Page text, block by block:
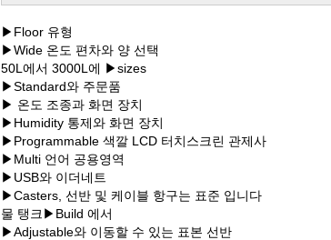
▶Floor 유형
▶Wide 온도 편차와 양 선택
50L에서 3000L에 ▶sizes
▶Standard와 주문품
▶ 온도 조종과 화면 장치
▶Humidity 통제와 화면 장치
▶Programmable 색깔 LCD 터치스크린 관제사
▶Multi 언어 공용영역
▶USB와 이더네트
▶Casters, 선반 및 케이블 항구는 표준 입니다
물 탱크▶Build 에서
▶Adjustable와 이동할 수 있는 표본 선반